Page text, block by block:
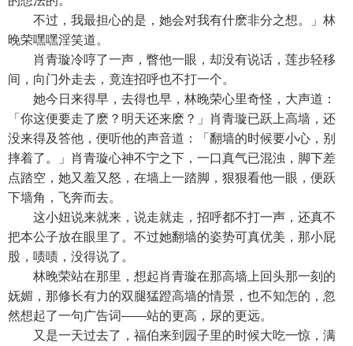
不过，我最担心的是，她会对我有什麽非分之想。」林
晚荣嘿嘿淫笑道。
肖青璇冷哼了一声，瞥他一眼，却没有说话，莲步轻移
间，向门外走去，竟连招呼也不打一个。
她今日来得早，去得也早，林晚荣心里奇怪，大声道：
「你这便要走了麽？明天还来麽？」肖青璇已跃上高墙，还
没来得及答他，便听他的声音道：「翻墙的时候要小心，别
摔着了。」肖青璇心神不宁之下，一口真气已混浊，脚下差
点踏空，她又羞又怒，在墙上一踏脚，狠狠看他一眼，便跃
下墙角，飞奔而去。
这小妞说来就来，说走就走，招呼都不打一声，还真不
把本公子放在眼里了。不过她翻墙的姿势可真优美，那小屁
股，啧啧，没得说了。
林晚荣站在那里，想起肖青璇在那高墙上回头那一刻的
妩媚，那修长有力的双腿猛蹬高墙的情景，也不知怎的，忽
然想起了一句广告词——站的更高，尿的更远。
又是一天过去了，福伯来到园子里的时候大吃一惊，满